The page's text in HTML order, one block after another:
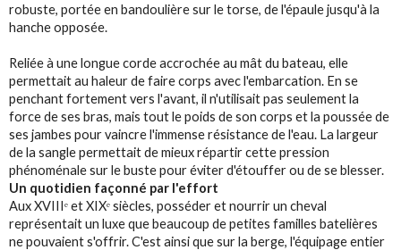
robuste, portée en bandoulière sur le torse, de l'épaule jusqu'à la
hanche opposée.
Reliée à une longue corde accrochée au mât du bateau, elle
permettait au haleur de faire corps avec l'embarcation. En se
penchant fortement vers l'avant, il n'utilisait pas seulement la
force de ses bras, mais tout le poids de son corps et la poussée de
ses jambes pour vaincre l'immense résistance de l'eau. La largeur
de la sangle permettait de mieux répartir cette pression
phénoménale sur le buste pour éviter d'étouffer ou de se blesser.
Un quotidien façonné par l'effort
Aux XVIIIᵉ et XIXᵉ siècles, posséder et nourrir un cheval
représentait un luxe que beaucoup de petites familles batelières
ne pouvaient s'offrir. C'est ainsi que sur la berge, l'équipage entier